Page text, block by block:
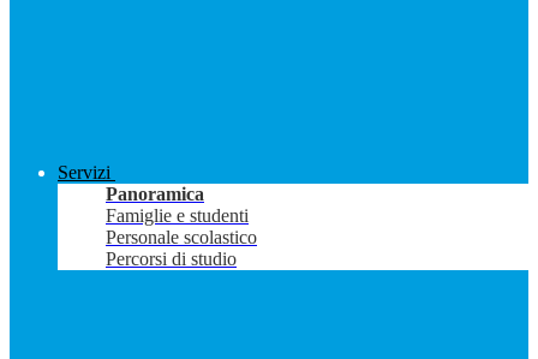
Servizi
Panoramica
Famiglie e studenti
Personale scolastico
Percorsi di studio